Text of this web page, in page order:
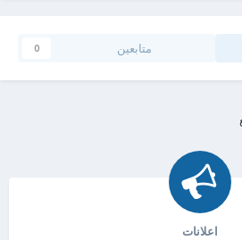
متابعين 0
اعلانات